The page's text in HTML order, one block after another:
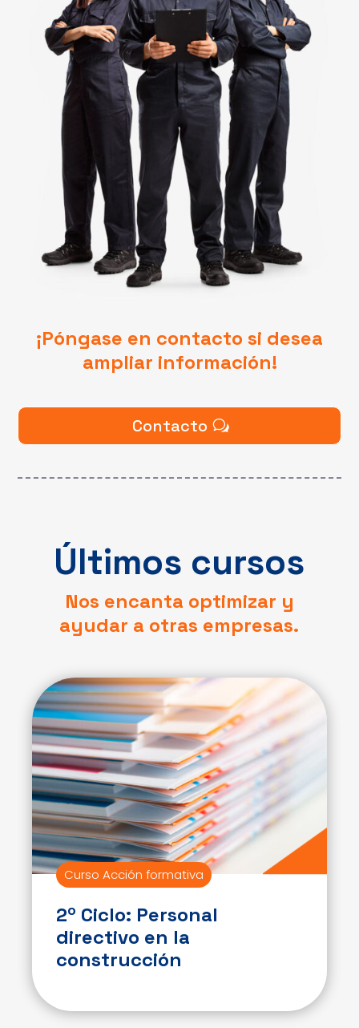
¡Póngase en contacto si desea
ampliar información!
Contacto
Últimos cursos
Nos encanta optimizar y
ayudar a otras empresas.
Curso Acción formativa
2º Ciclo: Personal
directivo en la
construcción